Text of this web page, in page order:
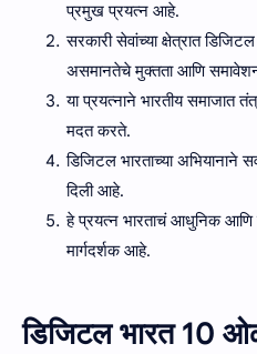
प्रमुख प्रयत्न आहे.
सरकारी सेवांच्या क्षेत्रात
असमानतेचे मुक्तता आणि
या प्रयत्नाने भारतीय समाजात
मदत करते.
डिजिटल भारताच्या अभियानाने
दिली आहे.
हे प्रयत्न भारताचं आधुनिक आणि
मार्गदर्शक आहे.
डिजिटल भारत 10